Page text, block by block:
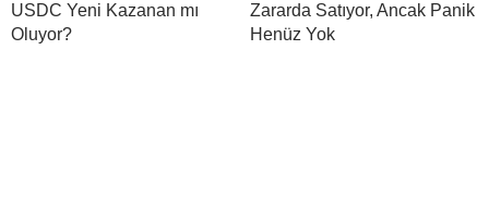
USDC Yeni Kazanan mı
Oluyor?
Zararda Satıyor, Ancak Panik
Henüz Yok